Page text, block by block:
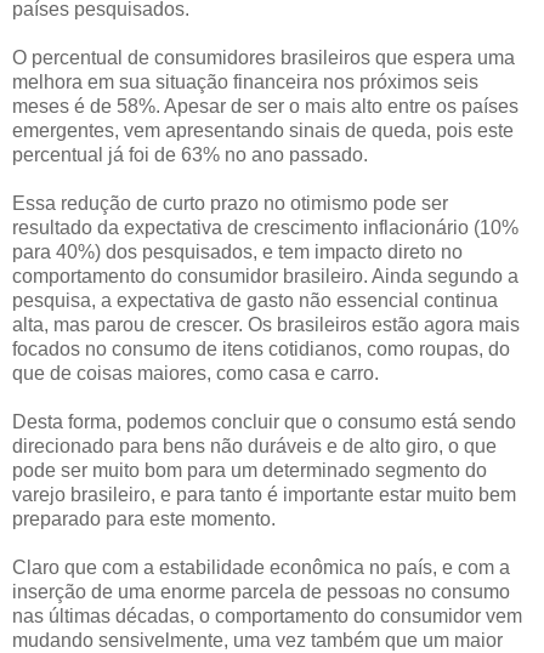
países pesquisados.
O percentual de consumidores brasileiros que espera uma
melhora em sua situação financeira nos próximos seis
meses é de 58%. Apesar de ser o mais alto entre os países
emergentes, vem apresentando sinais de queda, pois este
percentual já foi de 63% no ano passado.
Essa redução de curto prazo no otimismo pode ser
resultado da expectativa de crescimento inflacionário (10%
para 40%) dos pesquisados, e tem impacto direto no
comportamento do consumidor brasileiro. Ainda segundo a
pesquisa, a expectativa de gasto não essencial continua
alta, mas parou de crescer. Os brasileiros estão agora mais
focados no consumo de itens cotidianos, como roupas, do
que de coisas maiores, como casa e carro.
Desta forma, podemos concluir que o consumo está sendo
direcionado para bens não duráveis e de alto giro, o que
pode ser muito bom para um determinado segmento do
varejo brasileiro, e para tanto é importante estar muito bem
preparado para este momento.
Claro que com a estabilidade econômica no país, e com a
inserção de uma enorme parcela de pessoas no consumo
nas últimas décadas, o comportamento do consumidor vem
mudando sensivelmente, uma vez também que um maior